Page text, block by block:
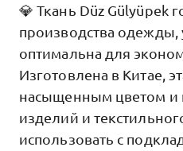
💎 Ткань Düz Gülyüpek
производства
оптимальна для
Изготовлена в Китае,
насыщенным цветом и
изделий и
использовать с